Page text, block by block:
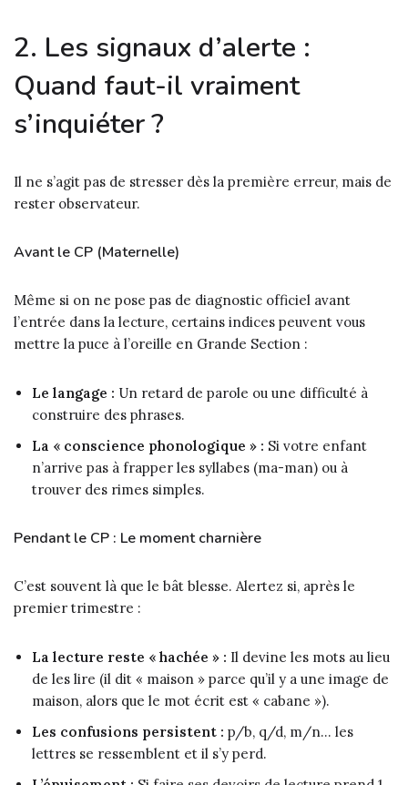
2. Les signaux d’alerte :
Quand faut-il vraiment
s’inquiéter ?
Il ne s’agit pas de stresser dès la première erreur, mais de
rester observateur.
Avant le CP (Maternelle)
Même si on ne pose pas de diagnostic officiel avant
l’entrée dans la lecture, certains indices peuvent vous
mettre la puce à l’oreille en Grande Section :
Le langage : Un retard de parole ou une difficulté à
construire des phrases.
La « conscience phonologique » : Si votre enfant
n’arrive pas à frapper les syllabes (ma-man) ou à
trouver des rimes simples.
Pendant le CP : Le moment charnière
C’est souvent là que le bât blesse. Alertez si, après le
premier trimestre :
La lecture reste « hachée » : Il devine les mots au lieu
de les lire (il dit « maison » parce qu’il y a une image de
maison, alors que le mot écrit est « cabane »).
Les confusions persistent : p/b, q/d, m/n… les
lettres se ressemblent et il s’y perd.